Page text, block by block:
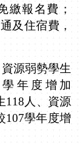
繳報名費；
及住宿費，
源弱勢學生
學年度增加
118人、資源
107學年度增